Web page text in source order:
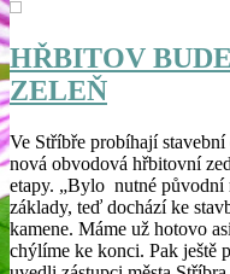
HŘBITOV
ZELEŇ
Ve Stříbře probíhají
nová obvodová hřbitovní
etapy. „Bylo nutné původní
základy, teď dochází ke
kamene. Máme už hotovo
chýlíme ke konci. Pak ještě